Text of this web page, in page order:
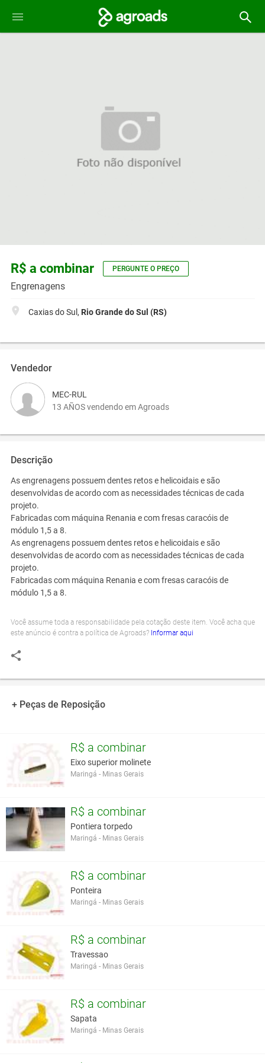
R$ a combinar PERGUNTE O PREÇO
Engrenagens
Caxias do Sul, Rio Grande do Sul (RS)
Vendedor
MEC-RUL
13 AÑOS vendendo em Agroads
Descrição
As engrenagens possuem dentes retos e helicoidais e são
desenvolvidas de acordo com as necessidades técnicas de cada
projeto.
Fabricadas com máquina Renania e com fresas caracóis de
módulo 1,5 a 8.
As engrenagens possuem dentes retos e helicoidais e são
desenvolvidas de acordo com as necessidades técnicas de cada
projeto.
Fabricadas com máquina Renania e com fresas caracóis de
módulo 1,5 a 8.
Você assume toda a responsabilidade pela cotação deste item. Você acha que
este anúncio é contra a política de Agroads? Informar aqui
+ Peças de Reposição
R$ a combinar
Eixo superior molinete
Maringá - Minas Gerais
R$ a combinar
Pontiera torpedo
Maringá - Minas Gerais
R$ a combinar
Ponteira
Maringá - Minas Gerais
R$ a combinar
Travessao
Maringá - Minas Gerais
R$ a combinar
Sapata
Maringá - Minas Gerais